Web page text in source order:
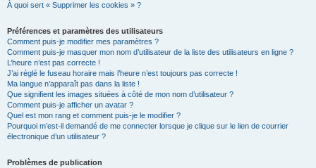
À quoi sert « Supprimer les cookies » ?
Préférences et paramètres des utilisateurs
Comment puis-je modifier mes paramètres ?
Comment puis-je masquer mon nom d’utilisateur de la liste des utilisateurs en ligne ?
L’heure n’est pas correcte !
J’ai réglé le fuseau horaire mais l’heure n’est toujours pas correcte !
Ma langue n’apparaît pas dans la liste !
Que signifient les images situées à côté de mon nom d’utilisateur ?
Comment puis-je afficher un avatar ?
Quel est mon rang et comment puis-je le modifier ?
Pourquoi m’est-il demandé de me connecter lorsque je clique sur le lien de courrier
électronique d’un utilisateur ?
Problèmes de publication